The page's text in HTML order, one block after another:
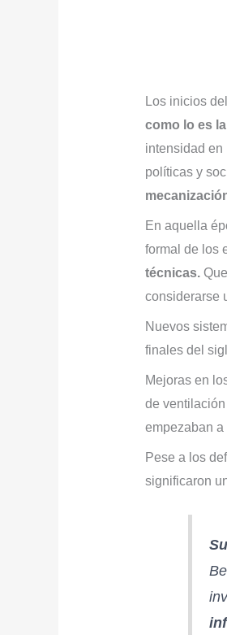
Los inicios
como lo es
intensidad en
políticas y
En aquella
formal de los
técnicas.
considerarse
Nuevos
finales del
Mejoras en
de
empezaban a
Pese a los
significaron